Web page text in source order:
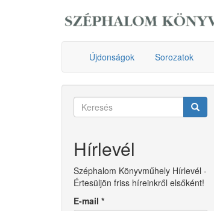
Újdonságok Sorozatok
Keresés
Hírlevél
Széphalom Könyvműhely Hírlevél -
Értesüljön friss híreinkről elsőként!
E-mail *